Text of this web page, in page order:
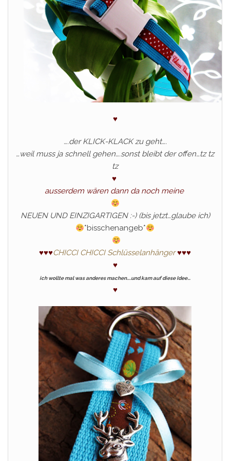
♥
….der KLICK-KLACK zu geht….
…weil muss ja schnell gehen….sonst bleibt der offen…tz tz
tz
♥
ausserdem wären dann da noch meine
NEUEN UND EINZIGARTIGEN :-) (bis jetzt…glaube ich)
*bisschenangeb*
♥♥♥CHICCI CHICCI Schlüsselanhänger ♥♥♥
♥
ich wollte mal was anderes machen….und kam auf diese Idee…
♥